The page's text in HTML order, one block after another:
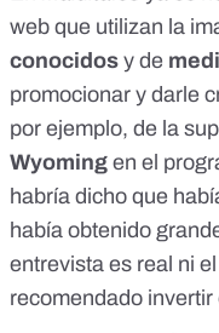
web que utilizan la
conocidos y de
promocionar y darle
por ejemplo, de la
Wyoming en el
habría dicho que
había obtenido
entrevista es real ni
recomendado